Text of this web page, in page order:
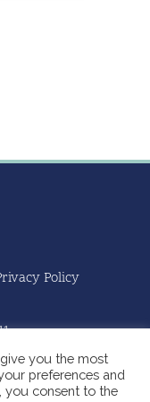
Policy
| España
you the most
preferences and
you consent to the